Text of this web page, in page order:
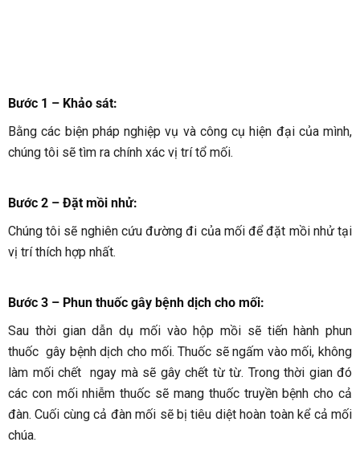
Bước 1 – Khảo sát:
Bằng các biện pháp nghiệp vụ và công cụ hiện đại của mình,
chúng tôi sẽ tìm ra chính xác vị trí tổ mối.
Bước 2 – Đặt mồi nhử:
Chúng tôi sẽ nghiên cứu đường đi của mối để đặt mồi nhử tại
vị trí thích hợp nhất.
Bước 3 – Phun thuốc gây bệnh dịch cho mối:
Sau thời gian dẫn dụ mối vào hộp mồi sẽ tiến hành phun
thuốc gây bệnh dịch cho mối. Thuốc sẽ ngấm vào mối, không
làm mối chết ngay mà sẽ gây chết từ từ. Trong thời gian đó
các con mối nhiễm thuốc sẽ mang thuốc truyền bệnh cho cả
đàn. Cuối cùng cả đàn mối sẽ bị tiêu diệt hoàn toàn kể cả mối
chúa.